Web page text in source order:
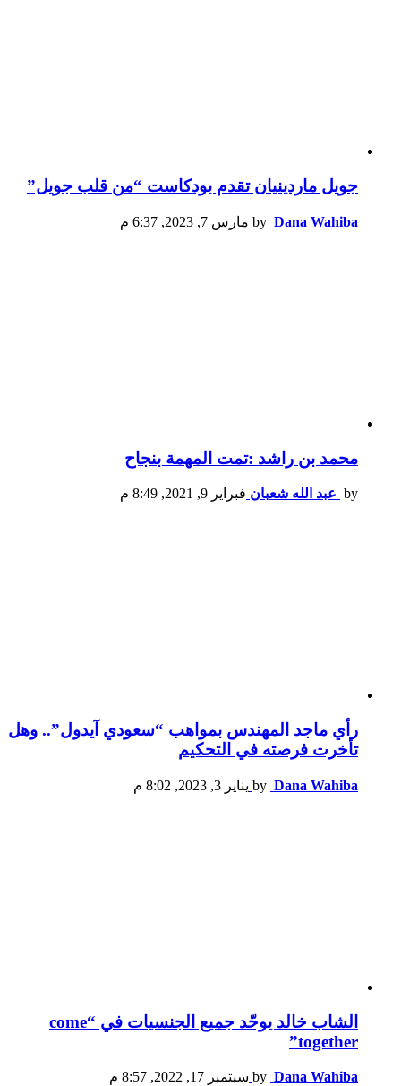
جويل ماردينيان تقدم بودكاست “من قلب جويل”
by Dana Wahiba مارس 7, 2023, 6:37 م
محمد بن راشد :تمت المهمة بنجاح
by عبد الله شعبان فبراير 9, 2021, 8:49 م
رأي ماجد المهندس بمواهب “سعودي آيدول”.. وهل
تأخرت فرصته في التحكيم
by Dana Wahiba يناير 3, 2023, 8:02 م
الشاب خالد يوحّد جميع الجنسيات في “come
together”
by Dana Wahiba سبتمبر 17, 2022, 8:57 م